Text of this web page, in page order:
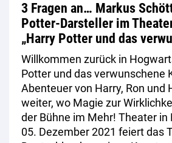
3 Fragen an… Markus
Potter-Darsteller im
„Harry Potter und das
Willkommen zurück in
Potter und das verwunschene
Abenteuer von Harry, Ron und
weiter, wo Magie zur
der Bühne im Mehr! Theater in
05. Dezember 2021 feiert das